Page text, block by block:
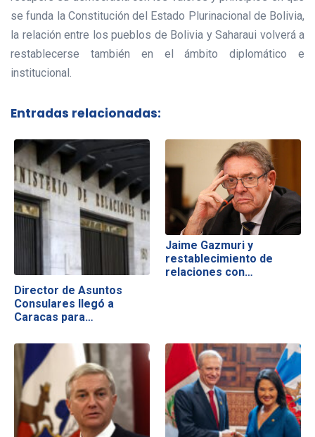
se funda la Constitución del Estado Plurinacional de Bolivia,
la relación entre los pueblos de Bolivia y Saharaui volverá a
restablecerse también en el ámbito diplomático e
institucional.
Entradas relacionadas:
Director de Asuntos
Consulares llegó a
Caracas para…
Jaime Gazmuri y
restablecimiento de
relaciones con…